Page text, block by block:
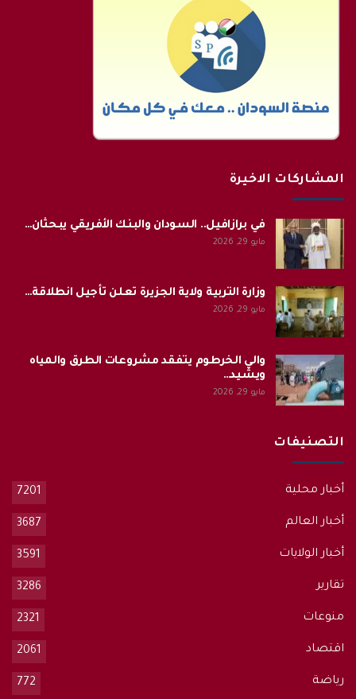
المشاركات الاخيرة
في برازافيل.. السودان والبنك الأفريقي يبحثان…
مايو 29, 2026
وزارة التربية ولاية الجزيرة تعلن تأجيل انطلاقة…
مايو 29, 2026
والي الخرطوم يتفقد مشروعات الطرق والمياه
ويشيد…
مايو 29, 2026
التصنيفات
أخبار محلية 7201
أخبار العالم 3687
أخبار الولايات 3591
تقارير 3286
منوعات 2321
اقتصاد 2061
رياضة 772